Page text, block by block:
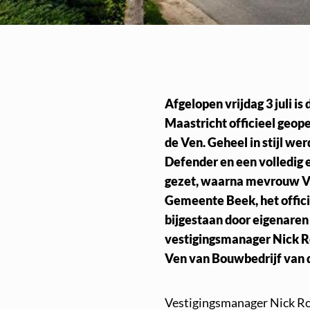
Afgelopen vrijdag 3 juli is
Maastricht officieel
de Ven. Geheel in stijl
Defender en een volledig
gezet, waarna mevrouw
Gemeente Beek, het
bijgestaan door
vestigingsmanager Nick
Ven van Bouwbedrijf van
Vestigingsmanager Nick